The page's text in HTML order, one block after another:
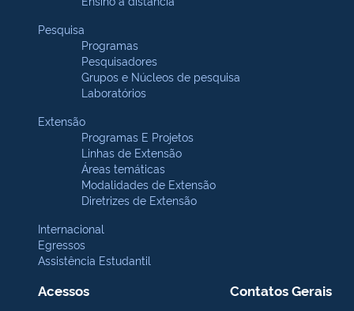
Pesquisa
Programas
Pesquisadores
Grupos e Núcleos de pesquisa
Laboratórios
Extensão
Programas E Projetos
Linhas de Extensão
Áreas temáticas
Modalidades de Extensão
Diretrizes de Extensão
Internacional
Egressos
Assistência Estudantil
Acessos Contatos Gerais